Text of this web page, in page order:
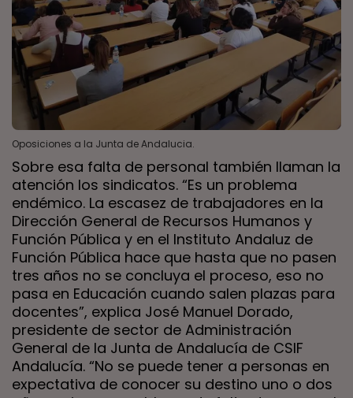
Oposiciones a la Junta de Andalucia.
Sobre esa falta de personal también llaman la
atención los sindicatos. “Es un problema
endémico. La escasez de trabajadores en la
Dirección General de Recursos Humanos y
Función Pública y en el Instituto Andaluz de
Función Pública hace que hasta que no pasen
tres años no se concluya el proceso, eso no
pasa en Educación cuando salen plazas para
docentes”, explica José Manuel Dorado,
presidente de sector de Administración
General de la Junta de Andalucía de CSIF
Andalucía. “No se puede tener a personas en
expectativa de conocer su destino uno o dos